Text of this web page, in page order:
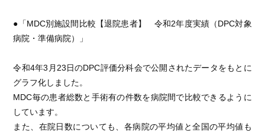
●「MDC別施設間比較【退院患者】 令和2年度実績（DPC対象
病院・準備病院）」
令和4年3月23日のDPC評価分科会で公開されたデータをもとに
グラフ化しました。
MDC毎の患者総数と手術有の件数を病院間で比較できるように
しています。
また、在院日数についても、各病院の平均値と全国の平均値も